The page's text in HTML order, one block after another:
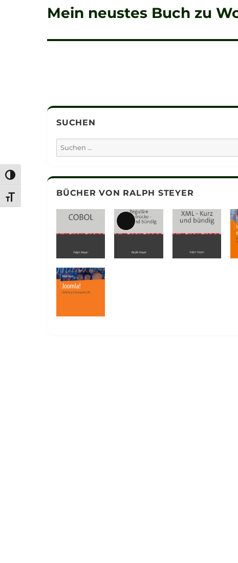
UMSCHALTEN AUF HOHE KONTRASTE
SCHRIFT VERGRÖSSERN
Nächster
Mein neustes Buch zu
SUCHEN
Suchen
nach:
BÜCHER VON RALPH STEYER
Lange